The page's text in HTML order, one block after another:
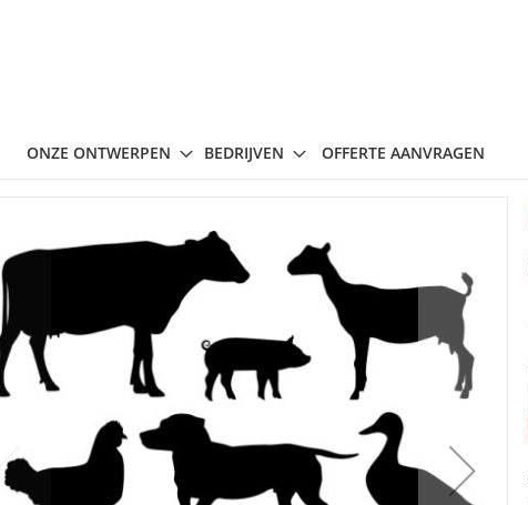
ONZE ONTWERPEN BEDRIJVEN OFFERTE AANVRAGEN